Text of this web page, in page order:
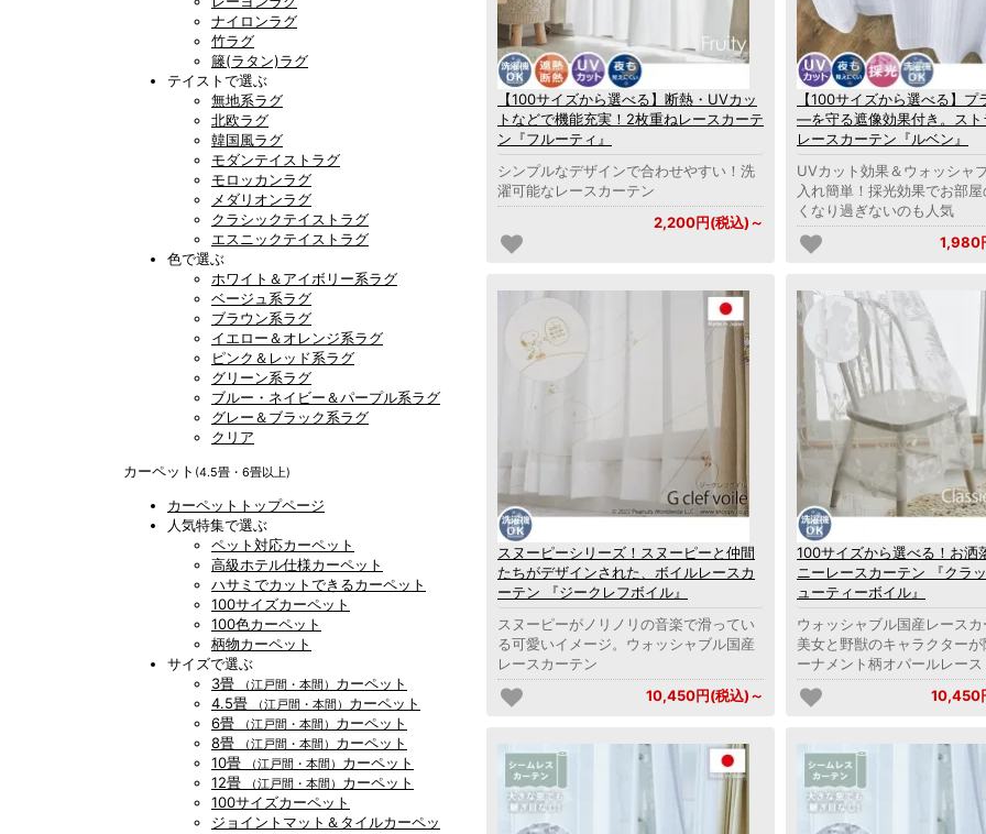
ナイロンラグ
竹ラグ
籐(ラタン)ラグ
テイストで選ぶ
無地系ラグ
北欧ラグ
韓国風ラグ
モダンテイストラグ
モロッカンラグ
メダリオンラグ
クラシックテイストラグ
エスニックテイストラグ
色で選ぶ
ホワイト＆アイボリー系ラグ
ベージュ系ラグ
ブラウン系ラグ
イエロー＆オレンジ系ラグ
ピンク＆レッド系ラグ
グリーン系ラグ
ブルー・ネイビー＆パープル系ラグ
グレー＆ブラック系ラグ
クリア
カーペット (4.5畳・6畳以上)
カーペットトップページ
人気特集で選ぶ
ペット対応カーペット
高級ホテル仕様カーペット
ハサミでカットできるカーペット
100サイズカーペット
100色カーペット
柄物カーペット
サイズで選ぶ
3畳
（江戸間・本間） カーペット
4.5畳
（江戸間・本間） カーペット
6畳
（江戸間・本間） カーペット
8畳
（江戸間・本間） カーペット
10畳
（江戸間・本間） カーペット
12畳
（江戸間・本間） カーペット
100サイズカーペット
ジョイントマット＆タイルカーペッ
【100サイズから選べる】断熱・UVカッ
トなどで機能充実！2枚重ねレースカーテ
ン『フルーティ』
シンプルなデザインで合わせやすい！洗
濯可能なレースカーテン
2,200円(税込)～
【100サイズから選べる】プ
―を守る遮像効果付き。スト
レースカーテン『ルベン』
UVカット効果＆ウォッシャ
入れ簡単！採光効果でお部
くなり過ぎないのも人気
1,980
スヌーピーシリーズ！スヌーピーと仲間
たちがデザインされた、ボイルレースカ
ーテン 『ジークレフボイル』
スヌーピーがノリノリの音楽で滑ってい
る可愛いイメージ。ウォッシャブル国産
レースカーテン
10,450円(税込)～
100サイズから選べる！お洒
ニーレースカーテン 『クラ
ューティーボイル』
ウォッシャブル国産レースカ
美女と野獣のキャラクターが
ーナメント柄オパールレース
10,450